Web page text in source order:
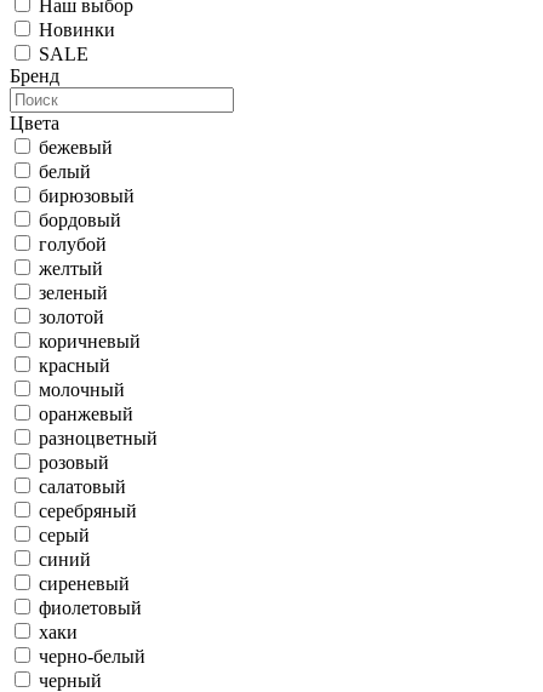
Наш выбор
Новинки
SALE
Бренд
Цвета
бежевый
белый
бирюзовый
бордовый
голубой
желтый
зеленый
золотой
коричневый
красный
молочный
оранжевый
разноцветный
розовый
салатовый
серебряный
серый
синий
сиреневый
фиолетовый
хаки
черно-белый
черный